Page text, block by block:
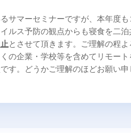
サマーセミナーですが、本年度
ルス予防の観点からも寝食を二
とさせて頂きます。ご理解の程
の企業・学校等を含めてリモー
す。どうかご理解のほどお願い申